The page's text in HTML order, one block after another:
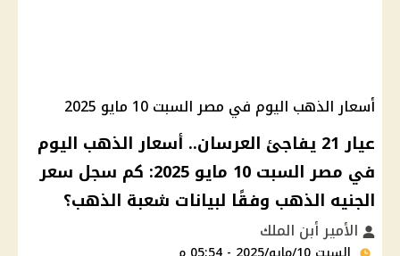
أسعار الذهب اليوم في مصر السبت 10 مايو 2025
عيار 21 يفاجئ العرسان.. أسعار الذهب اليوم
في مصر السبت 10 مايو 2025: كم سجل سعر
الجنيه الذهب وفقًا لبيانات شعبة الذهب؟
الأمير أبن الملك